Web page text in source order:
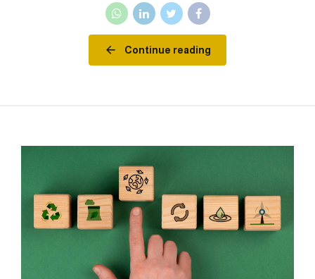
Continue reading